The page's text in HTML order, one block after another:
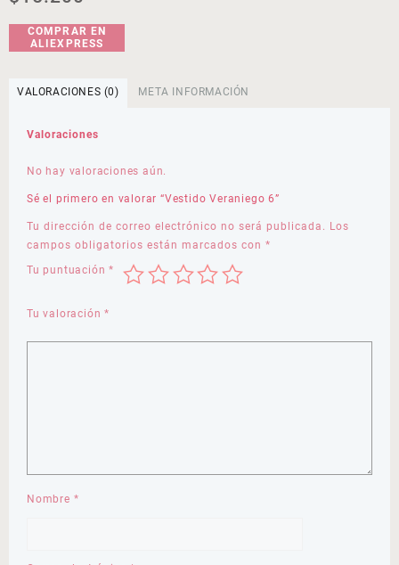
COMPRAR EN
ALIEXPRESS
VALORACIONES (0) META INFORMACIÓN
Valoraciones
No hay valoraciones aún.
Sé el primero en valorar “Vestido Veraniego 6”
Tu dirección de correo electrónico no será publicada. Los
campos obligatorios están marcados con *
Tu puntuación*
Tu valoración*
Nombre *